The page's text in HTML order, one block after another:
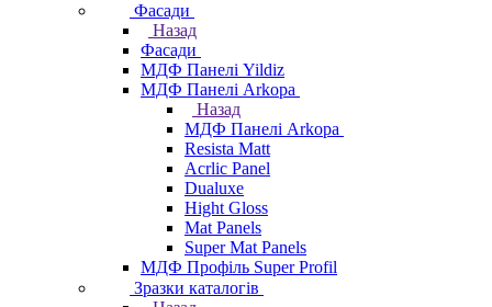
Фасади
Назад
Фасади
МДФ Панелі Yildiz
МДФ Панелі Arkopa
Назад
МДФ Панелі Arkopa
Resista Matt
Acrlic Panel
Dualuxe
Hight Gloss
Mat Panels
Super Mat Panels
МДФ Профіль Super Profil
Зразки каталогів